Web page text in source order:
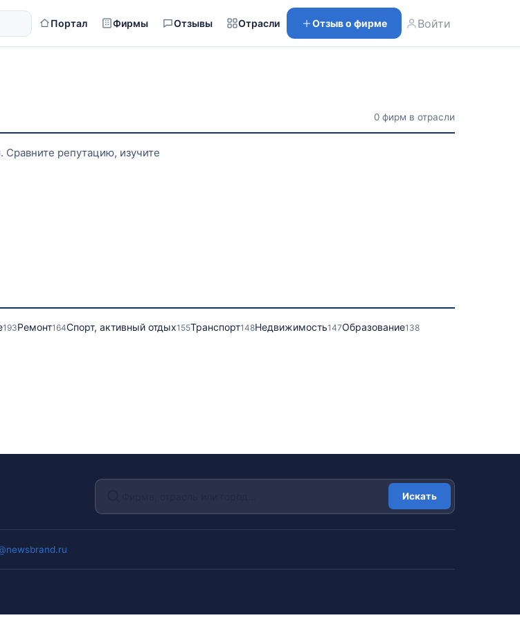
Портал Фирмы Отзывы Отрасли Отзыв о фирме Войти
0 фирм в отрасли
репутацию, изучите
193Ремонт164Спорт, активный отдых155Транспорт148Недвижимость147Образование138
Искать